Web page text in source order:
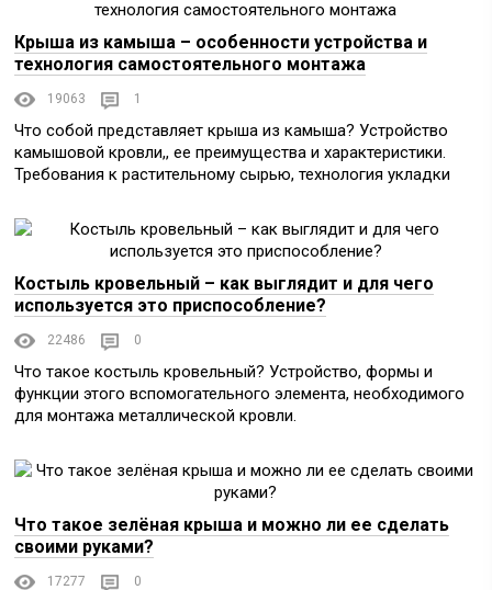
Крыша из камыша – особенности устройства и
технология самостоятельного монтажа
19063 1
Что собой представляет крыша из камыша? Устройство
камышовой кровли,, ее преимущества и характеристики.
Требования к растительному сырью, технология укладки
Костыль кровельный – как выглядит и для чего
используется это приспособление?
22486 0
Что такое костыль кровельный? Устройство, формы и
функции этого вспомогательного элемента, необходимого
для монтажа металлической кровли.
Что такое зелёная крыша и можно ли ее сделать
своими руками?
17277 0